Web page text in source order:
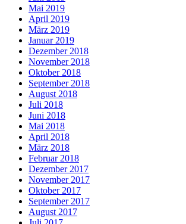
Mai 2019
April 2019
März 2019
Januar 2019
Dezember 2018
November 2018
Oktober 2018
September 2018
August 2018
Juli 2018
Juni 2018
Mai 2018
April 2018
März 2018
Februar 2018
Dezember 2017
November 2017
Oktober 2017
September 2017
August 2017